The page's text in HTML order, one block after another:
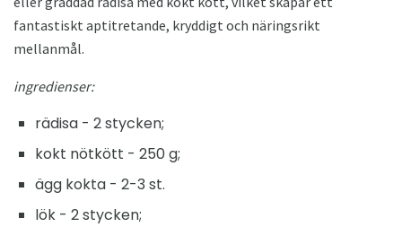
fantastiskt aptitretande, kryddigt och näringsrikt
mellanmål.
ingredienser:
rädisa - 2 stycken;
kokt nötkött - 250 g;
ägg kokta - 2-3 st.
lök - 2 stycken;